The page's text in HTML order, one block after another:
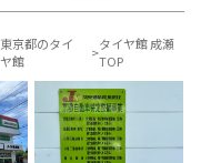
東京都のタイ
ヤ館
タイヤ館 成瀬
TOP